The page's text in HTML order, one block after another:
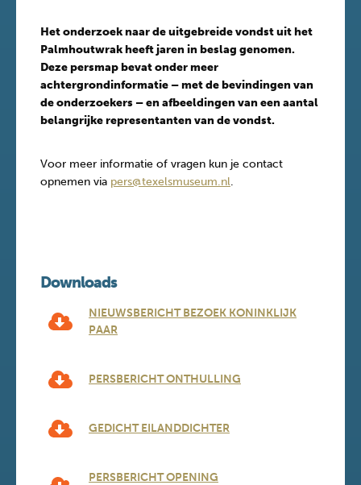
Het onderzoek naar de uitgebreide vondst uit het
Palmhoutwrak heeft jaren in beslag genomen.
Deze persmap bevat onder meer
achtergrondinformatie – met de bevindingen van
de onderzoekers – en afbeeldingen van een aantal
belangrijke representanten van de vondst.
Voor meer informatie of vragen kun je contact
opnemen via pers@texelsmuseum.nl.
Downloads
NIEUWSBERICHT BEZOEK KONINKLIJK
PAAR
PERSBERICHT ONTHULLING
GEDICHT EILANDDICHTER
PERSBERICHT OPENING